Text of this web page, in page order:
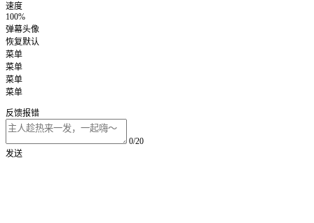
速度
100%
弹幕头像
恢复默认
菜单
菜单
菜单
菜单
反馈报错
0/20
发送